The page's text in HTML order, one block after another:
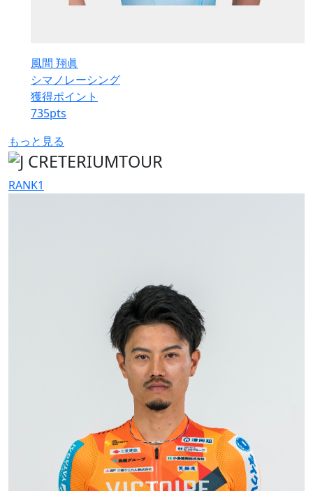
風間 翔眞
シマノレーシング
獲得ポイント
735pts
もっと見る
RANK1